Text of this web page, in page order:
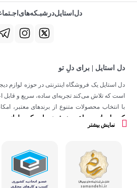
دل استایل | برای دلِ تو
دل استایل یک فروشگاه اینترنتی در حوزه لوازم
است که تلاش می‌کند تجربه‌ای ساده، سریع و قابل
با انتخاب محصولات متنوع از برندهای معتبر،
کنسول بازی ساعت هوشمند اسپیکر ولوازم
در دل استایل، تمرکز ما فقط روی فروش
نمایش بیشتر